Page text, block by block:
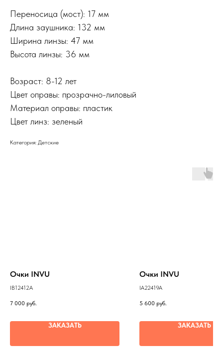
Переносица (мост): 17 мм
Длина заушника: 132 мм
Ширина линзы: 47 мм
Высота линзы: 36 мм
Возраст: 8-12 лет
Цвет оправы: прозрачно-лиловый
Материал оправы: пластик
Цвет линз: зеленый
Категория: Детские
Очки INVU
IB12412A
7 000 руб.
ЗАКАЗАТЬ
Очки INVU
IA22419A
5 600 руб.
ЗАКАЗАТЬ